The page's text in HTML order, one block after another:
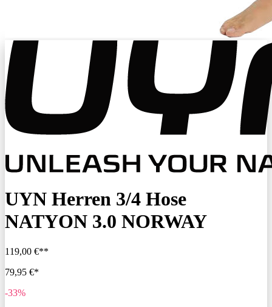
UYN Herren 3/4 Hose
NATYON 3.0 NORWAY
119,00 €**
79,95 €*
-33%